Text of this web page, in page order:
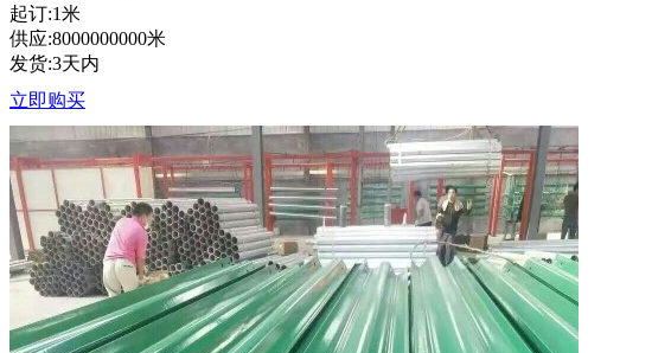
起订:1米
供应:8000000000米
发货:3天内
立即购买